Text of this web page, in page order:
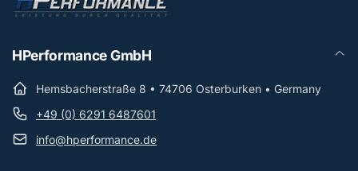
HPerformance GmbH
Hemsbacherstraße 8 • 74706 Osterburken • Germany
+49 (0) 6291 6487601
info@hperformance.de